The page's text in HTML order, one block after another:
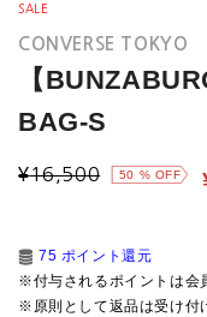
SALE
CONVERSE TOKYO
【
BAG-S
¥16,500 50 % OFF
75 ポイント還元
※付与されるポイントは会
※原則として返品は受け付